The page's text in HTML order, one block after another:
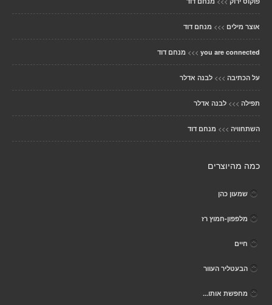
אוצר מילים >>> מנחם דוד
you are connected
>>> מנחם דוד
על הכתיבה >>> לבנה אדלר
תפילה >>> לבנה אדלר
השתחוויה >>> מנחם דוד
כמה מהיוצרים
שמעון כהן
מלפפון-חמוץ רז
חיים
הבעטליר העוור
מחפשת אותו...